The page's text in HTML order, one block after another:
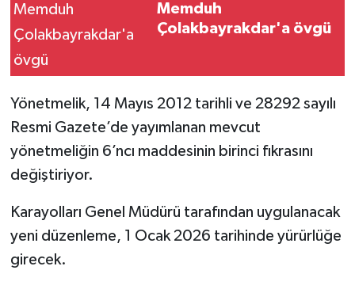
Memduh
Çolakbayrakdar'a övgü
Yönetmelik, 14 Mayıs 2012 tarihli ve 28292 sayılı
Resmi Gazete’de yayımlanan mevcut
yönetmeliğin 6’ncı maddesinin birinci fıkrasını
değiştiriyor.
Karayolları Genel Müdürü tarafından uygulanacak
yeni düzenleme, 1 Ocak 2026 tarihinde yürürlüğe
girecek.